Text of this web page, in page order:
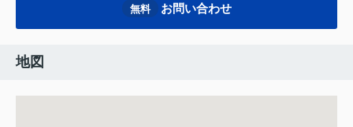
無料 お問い合わせ
地図